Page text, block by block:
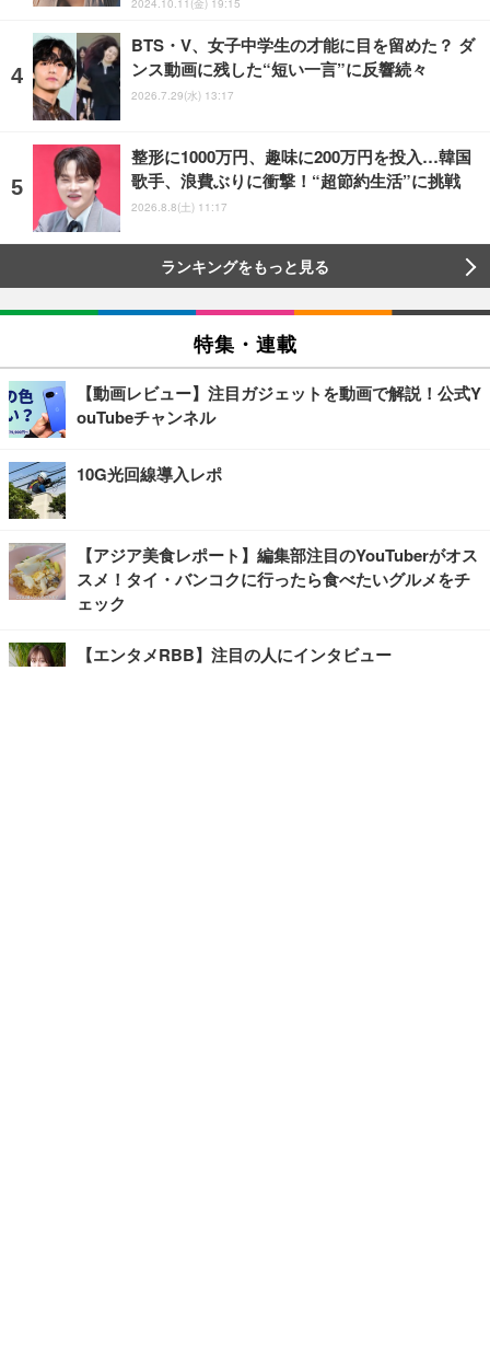
BTS・V、女子中学生の才能に目を留めた？ ダ
ンス動画に残した“短い一言”に反響続々
2026.7.29(水) 13:17
整形に1000万円、趣味に200万円を投入…韓国
歌手、浪費ぶりに衝撃！“超節約生活”に挑戦
2026.8.8(土) 11:17
ランキングをもっと見る
特集・連載
【動画レビュー】注目ガジェットを動画で解説！公式Y
ouTubeチャンネル
10G光回線導入レポ
【アジア美食レポート】編集部注目のYouTuberがオス
スメ！タイ・バンコクに行ったら食べたいグルメをチ
ェック
【エンタメRBB】注目の人にインタビュー